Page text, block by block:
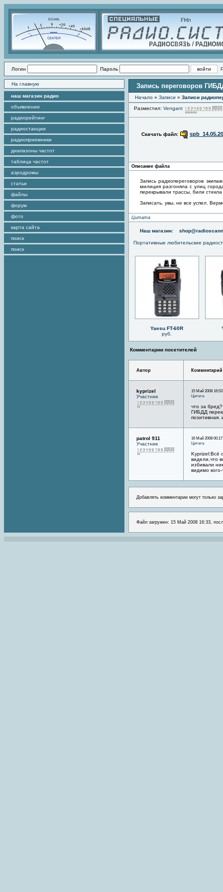
Логин Пароль
На главную
наш магазин радио
объявления
радиорейтинг
радиостанции
радиоприемники
диапазоны частот
таблица частот
аэродромы
статьи
файлы
форум
фото
карта сайта
поиск
поиск
Запись переговоров
Начало » Записи » Записи
Разместил: Vengant
Скачать файл:
Описание файла
Запись радиопереговоров
милиция разгоняла с улиц
перекрывали трассы, били
Записать, увы, не все успел.
Цитата
Наш магазин:
Портативные любительские
Yaesu FT-60R
руб.
Комментарии посетителей
Автор Комментарий
kyprizel
Участник
15 Май 2008 16:53
Цитата
что за бред?
ГИБДД
позитивная.
patrol 911
Участник
16 Май 2008 00:17
Цитата
Kyprizel:Всё
видели,что
избивали
видимо
Добавлять комментарии могут только
Файл загружен: 15 Май 2008 16:33,